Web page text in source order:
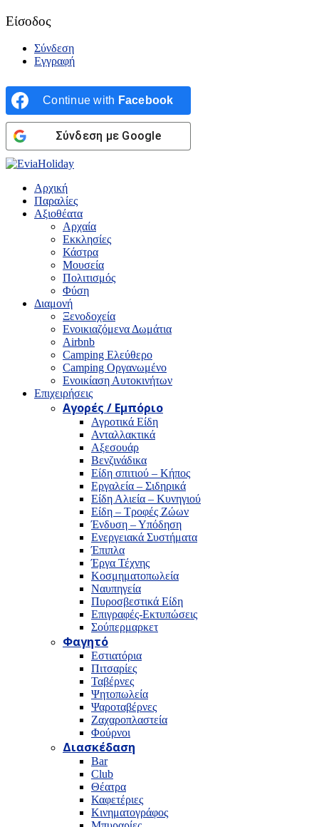
Είσοδος
Σύνδεση
Εγγραφή
Continue with Facebook
Σύνδεση με Google
Αρχική
Παραλίες
Αξιοθέατα
Αρχαία
Εκκλησίες
Κάστρα
Μουσεία
Πολιτισμός
Φύση
Διαμονή
Ξενοδοχεία
Ενοικιαζόμενα Δωμάτια
Airbnb
Camping Ελεύθερο
Camping Οργανωμένο
Ενοικίαση Αυτοκινήτων
Επιχειρήσεις
Αγορές / Εμπόριο
Αγροτικά Είδη
Ανταλλακτικά
Αξεσουάρ
Βενζινάδικα
Είδη σπιτιού – Κήπος
Εργαλεία – Σιδηρικά
Είδη Αλιεία – Κυνηγιού
Είδη – Τροφές Ζώων
Ένδυση – Υπόδηση
Ενεργειακά Συστήματα
Έπιπλα
Έργα Τέχνης
Κοσμηματοπωλεία
Ναυπηγεία
Πυροσβεστικά Είδη
Επιγραφές-Εκτυπώσεις
Σούπερμαρκετ
Φαγητό
Εστιατόρια
Πιτσαρίες
Ταβέρνες
Ψητοπωλεία
Ψαροταβέρνες
Ζαχαροπλαστεία
Φούρνοι
Διασκέδαση
Bar
Club
Θέατρα
Καφετέριες
Κινηματογράφος